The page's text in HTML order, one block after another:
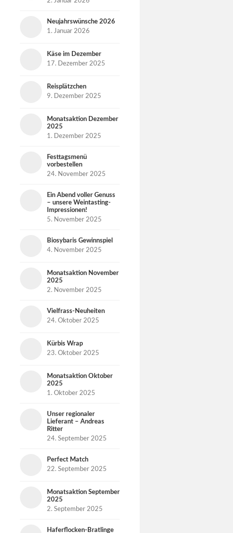
Neujahrswünsche 2026
1. Januar 2026
Käse im Dezember
17. Dezember 2025
Reisplätzchen
9. Dezember 2025
Monatsaktion Dezember
2025
1. Dezember 2025
Festtagsmenü
vorbestellen
24. November 2025
Ein Abend voller Genuss
– unsere Weintasting-
Impressionen!
5. November 2025
Biosybaris Gewinnspiel
4. November 2025
Monatsaktion November
2025
2. November 2025
Vielfrass-Neuheiten
24. Oktober 2025
Kürbis Wrap
23. Oktober 2025
Monatsaktion Oktober
2025
1. Oktober 2025
Unser regionaler
Lieferant – Andreas
Ritter
24. September 2025
Perfect Match
22. September 2025
Monatsaktion September
2025
2. September 2025
Haferflocken-Bratlinge